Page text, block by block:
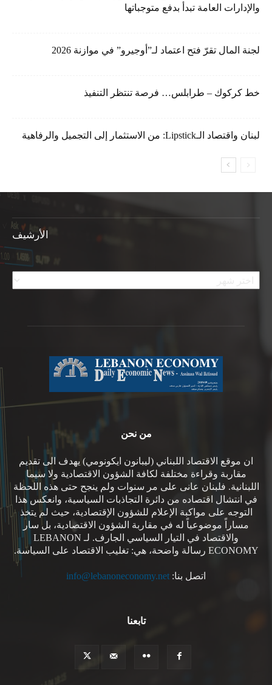
والإدارات العامة تبدأ بدفع متوجباتها
لجنة المال تقرّ فتح اعتماد لـ”أوجيرو” في موازنة 2026
خط كركوك – طرابلس… فرصة تنتظر التنفيذ
لبنان واقتصاد الـLipstick: من الاستثمار إلى التجميل والرفاهية
الأرشيف
الأرشيف
من نحن
ان موقع الاقتصاد اللبناني (ليبانون ايكونومي) يهدف الى تقديم
مقاربة وقراءة مختلفة لكافة الشؤون الاقتصادية ولا سيما
اللبنانية. فلبنان عانى على مر سنوات ولم ينجح حتى هذه اللحظة
في انتشال اقتصاده من دائرة التجاذبات السياسية، وانعكس هذا
التوجه على مواكبة الإعلام للشؤون الإقتصادية، حيث لم يتخذ
مساراً موضوعياً له في مقاربة الشؤون الاقتصادية، بل سار
والاقتصاد في التيار السياسي الجارف. لـ LEBANON
ECONOMY رسالة واضحة، هي: تغليب الاقتصاد على السياسة.
اتصل بنا: info@lebanoneconomy.net
تابعنا